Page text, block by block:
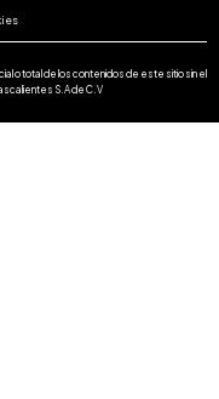
o total de los contenidos de este sitio sin el
S.A de C.V